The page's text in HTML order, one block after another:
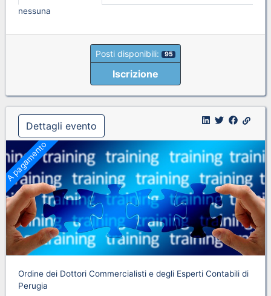
nessuna
Posti disponibili: 95
Iscrizione
Dettagli evento
A pagamento
Ordine dei Dottori Commercialisti e degli Esperti Contabili di
Perugia